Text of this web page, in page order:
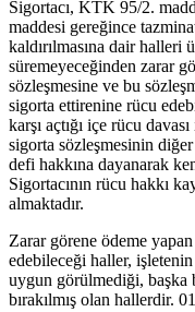
Sigortacı, KTK 95/2.
maddesi gereğince
kaldırılmasına dair halleri
süremeyeceğinden zarar
sözleşmesine ve bu
sigorta ettirenine rücu
karşı açtığı içe rücu
sigorta sözleşmesinin diğer
defi hakkına dayanarak
Sigortacının rücu hakkı
almaktadır.
Zarar görene ödeme
edebileceği haller, işletenin
uygun görülmediği, başka
bırakılmış olan hallerdir.